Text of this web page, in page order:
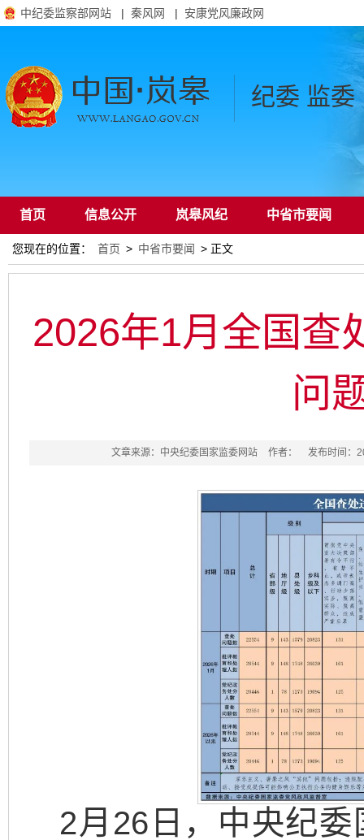
中纪委监察部网站 | 秦风网 | 安康党风廉政网
纪委 监委
首页 信息公开 岚皋风纪 中省市要闻
通知公告
您现在的位置： 首页 > 中省市要闻 > 正文
2026年1月全国查
问
文章来源：中央纪委国家监委网站 作者： 发布时间：
2月26日，中央纪